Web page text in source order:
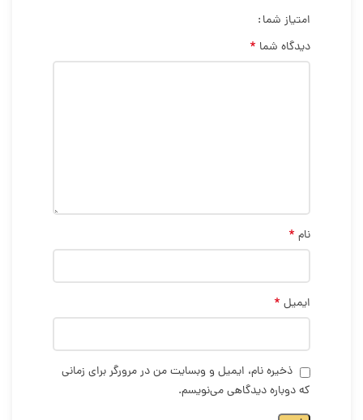
امتیاز شما
دیدگاه شما *
نام *
ایمیل *
ذخیره نام، ایمیل و وبسایت من در مرورگر برای زمانی
که دوباره دیدگاهی می‌نویسم.